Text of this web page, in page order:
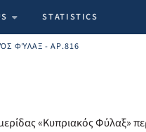
STATISTICS
ΦΎΛΑΞ - ΑΡ.816
«Κυπριακός Φύλαξ»